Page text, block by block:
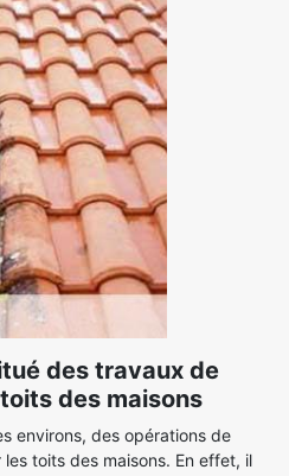
des travaux de
des maisons
environs, des opérations de
toits des maisons. En effet, il